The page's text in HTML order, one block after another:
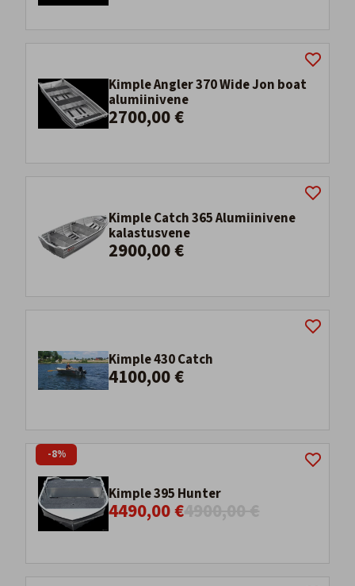
Kimple Angler 370 Wide Jon boat
alumiinivene
2700,00 €
Kimple Catch 365 Alumiinivene
kalastusvene
2900,00 €
Kimple 430 Catch
4100,00 €
Kimple 395 Hunter
4490,00 €
-8%